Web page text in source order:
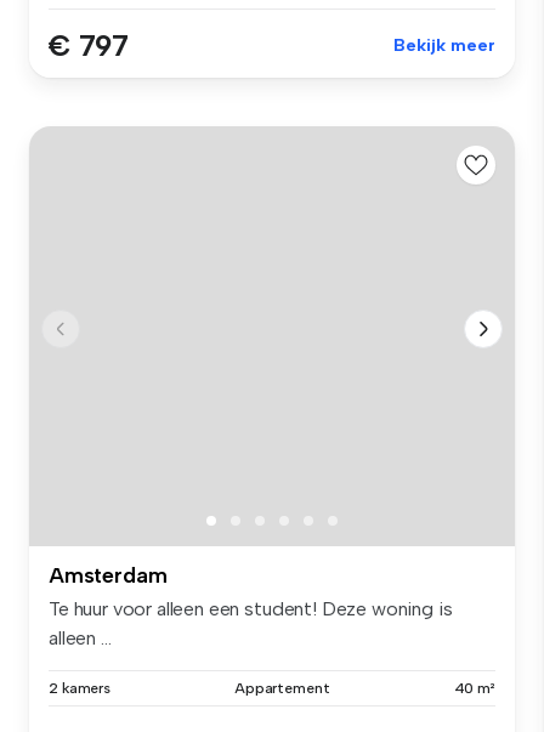
€ 797 Bekijk meer
Amsterdam
Te huur voor alleen een student! Deze woning is
alleen ...
2 kamers Appartement 40 m²